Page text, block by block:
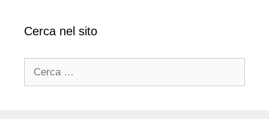
Cerca nel sito